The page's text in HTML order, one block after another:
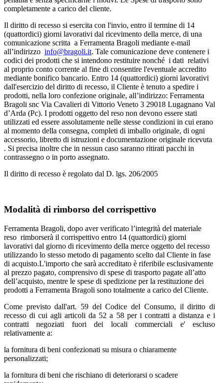
completamente a carico del cliente.
Il diritto di recesso si esercita con l'invio, entro il termine di 14
(quattordici) giorni lavorativi dal ricevimento della merce, di una
comunicazione scritta a Ferramenta Bragoli mediante e-mail
all’indirizzo info@bragoli.it. Tale comunicazione deve contenere i
codici dei prodotti che si intendono restituire nonché i dati relativi
al proprio conto corrente al fine di consentire l'eventuale accredito
mediante bonifico bancario. Entro 14 (quattordici) giorni lavorativi
dall'esercizio del diritto di recesso, il Cliente è tenuto a spedire i
prodotti, nella loro confezione originale, all’indirizzo: Ferramenta
Bragoli snc Via Cavalieri di Vittorio Veneto 3 29018 Lugagnano Val
d’Arda (Pc). I prodotti oggetto del reso non devono essere stati
utilizzati ed essere assolutamente nelle stesse condizioni in cui erano
al momento della consegna, completi di imballo originale, di ogni
accessorio, libretto di istruzioni e documentazione originale ricevuta
. Si precisa inoltre che in nessun caso saranno ritirati pacchi in
contrassegno o in porto assegnato.
Il diritto di recesso è regolato dal D. lgs. 206/2005
Modalità di rimborso del corrispettivo
Ferramenta Bragoli, dopo aver verificato l’integrità del materiale
reso rimborserà il corrispettivo entro 14 (quattordici) giorni
lavorativi dal giorno di ricevimento della merce oggetto del recesso
utilizzando lo stesso metodo di pagamento scelto dal Cliente in fase
di acquisto.L'importo che sarà accreditato è riferibile esclusivamente
al prezzo pagato, comprensivo di spese di trasporto pagate all’atto
dell’acquisto, mentre le spese di spedizione per la restituzione dei
prodotti a Ferramenta Bragoli sono totalmente a carico del Cliente.
Come previsto dall'art. 59 del Codice del Consumo, il diritto di
recesso di cui agli articoli da 52 a 58 per i contratti a distanza e i
contratti negoziati fuori dei locali commerciali e' escluso
relativamente a:
la fornitura di beni confezionati su misura o chiaramente
personalizzati;
la fornitura di beni che rischiano di deteriorarsi o scadere